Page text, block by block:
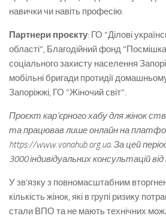
навички чи навіть професію.
Партнери проєкту: ГО “Ділові
області”, Благодійний фонд
соціального захисту населення
мобільні бригади протидії
Запоріжжі, ГО “Жіночий світ”.
Проєкт кар’єрного хабу для жінок
та працював лише онлайн на
https://www.vonahub.org.ua. За цей
3000 індивідуальних консультацій
У зв’язку з повномасштабним
кількість жінок, які в групі ризику
стали ВПО та не мають технічних